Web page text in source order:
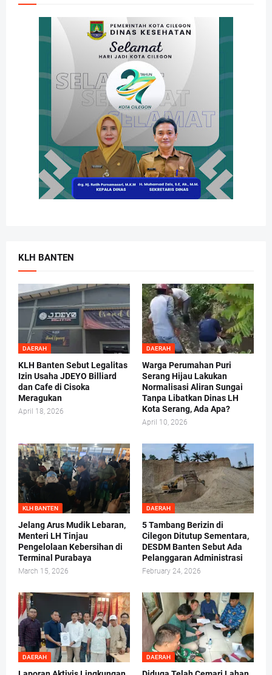
KLH BANTEN
DAERAH
KLH Banten Sebut Legalitas
Izin Usaha JDEYO Billiard
dan Cafe di Cisoka
Meragukan
April 18, 2026
DAERAH
Warga Perumahan Puri
Serang Hijau Lakukan
Normalisasi Aliran Sungai
Tanpa Libatkan Dinas LH
Kota Serang, Ada Apa?
April 10, 2026
KLH BANTEN
Jelang Arus Mudik Lebaran,
Menteri LH Tinjau
Pengelolaan Kebersihan di
Terminal Purabaya
March 15, 2026
DAERAH
5 Tambang Berizin di
Cilegon Ditutup Sementara,
DESDM Banten Sebut Ada
Pelanggaran Administrasi
February 24, 2026
DAERAH DAERAH